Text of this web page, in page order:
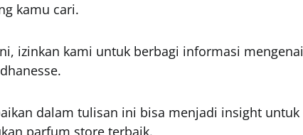
kamu cari.
izinkan kami untuk berbagi informasi mengenai
dalam tulisan ini bisa menjadi insight untuk
parfum store terbaik.